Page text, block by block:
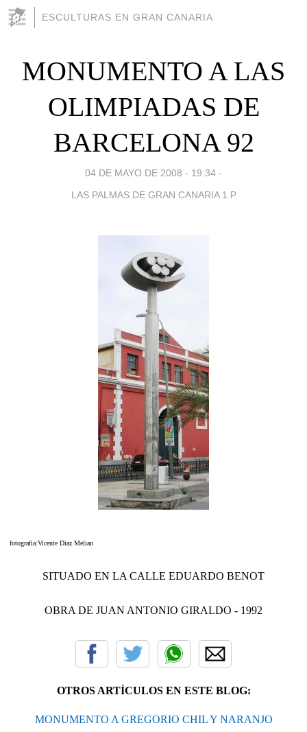
ESCULTURAS EN GRAN CANARIA
MONUMENTO A LAS
OLIMPIADAS DE
BARCELONA 92
04 DE MAYO DE 2008 - 19:34 -
LAS PALMAS DE GRAN CANARIA 1 P
fotografia:Vicente Diaz Melian
SITUADO EN LA CALLE EDUARDO BENOT
OBRA DE JUAN ANTONIO GIRALDO - 1992
OTROS ARTÍCULOS EN ESTE BLOG:
MONUMENTO A GREGORIO CHIL Y NARANJO